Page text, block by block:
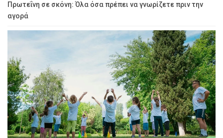
Πρωτεΐνη σε σκόνη: Όλα όσα πρέπει να γνωρίζετε πριν την
αγορά